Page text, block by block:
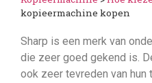
kopieermachine kopen
Sharp is een merk van
die zeer goed gekend is.
ook zeer tevreden van